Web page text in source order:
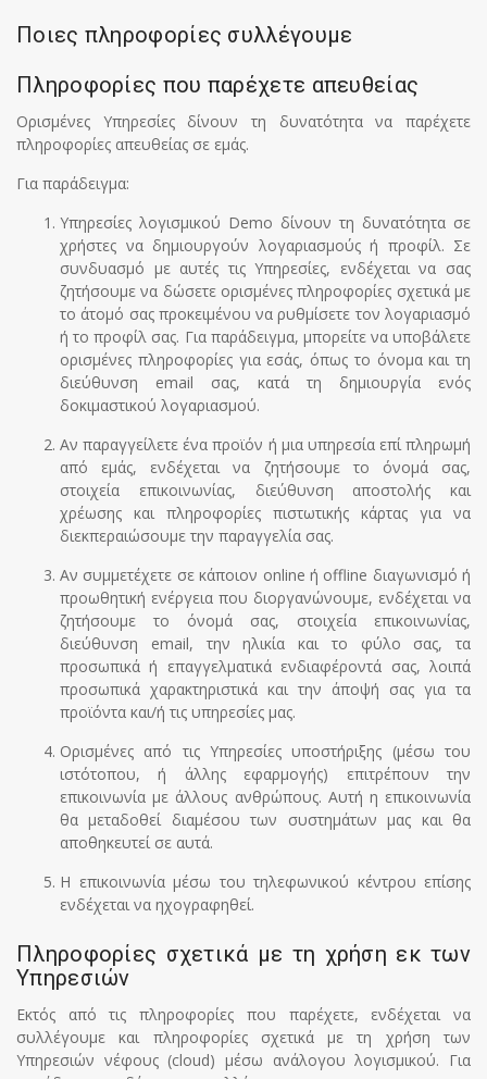
Ποιες πληροφορίες συλλέγουμε
Πληροφορίες που παρέχετε απευθείας
Ορισμένες Υπηρεσίες δίνουν τη δυνατότητα να παρέχετε
πληροφορίες απευθείας σε εμάς.
Για παράδειγμα:
Υπηρεσίες λογισμικού Demo δίνουν τη δυνατότητα σε
χρήστες να δημιουργούν λογαριασμούς ή προφίλ. Σε
συνδυασμό με αυτές τις Υπηρεσίες, ενδέχεται να σας
ζητήσουμε να δώσετε ορισμένες πληροφορίες σχετικά με
το άτομό σας προκειμένου να ρυθμίσετε τον λογαριασμό
ή το προφίλ σας. Για παράδειγμα, μπορείτε να υποβάλετε
ορισμένες πληροφορίες για εσάς, όπως το όνομα και τη
διεύθυνση email σας, κατά τη δημιουργία ενός
δοκιμαστικού λογαριασμού.
Αν παραγγείλετε ένα προϊόν ή μια υπηρεσία επί πληρωμή
από εμάς, ενδέχεται να ζητήσουμε το όνομά σας,
στοιχεία επικοινωνίας, διεύθυνση αποστολής και
χρέωσης και πληροφορίες πιστωτικής κάρτας για να
διεκπεραιώσουμε την παραγγελία σας.
Αν συμμετέχετε σε κάποιον online ή offline διαγωνισμό ή
προωθητική ενέργεια που διοργανώνουμε, ενδέχεται να
ζητήσουμε το όνομά σας, στοιχεία επικοινωνίας,
διεύθυνση email, την ηλικία και το φύλο σας, τα
προσωπικά ή επαγγελματικά ενδιαφέροντά σας, λοιπά
προσωπικά χαρακτηριστικά και την άποψή σας για τα
προϊόντα και/ή τις υπηρεσίες μας.
Ορισμένες από τις Υπηρεσίες υποστήριξης (μέσω του
ιστότοπου, ή άλλης εφαρμογής) επιτρέπουν την
επικοινωνία με άλλους ανθρώπους. Αυτή η επικοινωνία
θα μεταδοθεί διαμέσου των συστημάτων μας και θα
αποθηκευτεί σε αυτά.
Η επικοινωνία μέσω του τηλεφωνικού κέντρου επίσης
ενδέχεται να ηχογραφηθεί.
Πληροφορίες σχετικά με τη χρήση εκ των
Υπηρεσιών
Εκτός από τις πληροφορίες που παρέχετε, ενδέχεται να
συλλέγουμε και πληροφορίες σχετικά με τη χρήση των
Υπηρεσιών νέφους (cloud) μέσω ανάλογου λογισμικού. Για